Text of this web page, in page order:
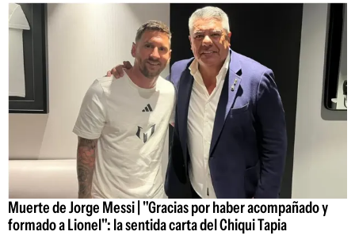
Muerte de Jorge Messi | "Gracias por haber acompañado y
formado a Lionel": la sentida carta del Chiqui Tapia